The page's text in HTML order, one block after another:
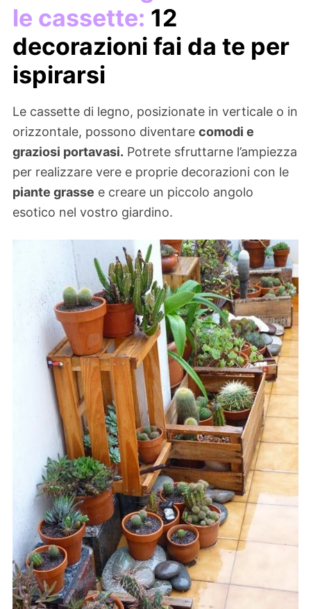
le cassette: 12
decorazioni fai da te per
ispirarsi
Le cassette di legno, posizionate in verticale o in
orizzontale, possono diventare comodi e
graziosi portavasi. Potrete sfruttarne l’ampiezza
per realizzare vere e proprie decorazioni con le
piante grasse e creare un piccolo angolo
esotico nel vostro giardino.